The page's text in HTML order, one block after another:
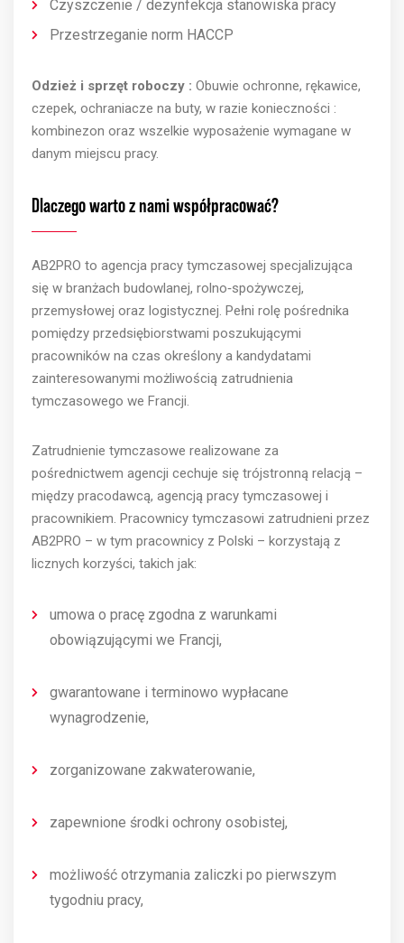
Czyszczenie / dezynfekcja stanowiska pracy
Przestrzeganie norm HACCP
Odzież i sprzęt roboczy : Obuwie ochronne, rękawice,
czepek, ochraniacze na buty, w razie konieczności :
kombinezon oraz wszelkie wyposażenie wymagane w
danym miejscu pracy.
Dlaczego warto z nami współpracować?
AB2PRO to agencja pracy tymczasowej specjalizująca
się w branżach budowlanej, rolno‑spożywczej,
przemysłowej oraz logistycznej. Pełni rolę pośrednika
pomiędzy przedsiębiorstwami poszukującymi
pracowników na czas określony a kandydatami
zainteresowanymi możliwością zatrudnienia
tymczasowego we Francji.
Zatrudnienie tymczasowe realizowane za
pośrednictwem agencji cechuje się trójstronną relacją –
między pracodawcą, agencją pracy tymczasowej i
pracownikiem. Pracownicy tymczasowi zatrudnieni przez
AB2PRO – w tym pracownicy z Polski – korzystają z
licznych korzyści, takich jak:
umowa o pracę zgodna z warunkami
obowiązującymi we Francji,
gwarantowane i terminowo wypłacane
wynagrodzenie,
zorganizowane zakwaterowanie,
zapewnione środki ochrony osobistej,
możliwość otrzymania zaliczki po pierwszym
tygodniu pracy,